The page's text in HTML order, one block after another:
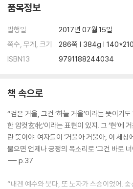
품목정보
발행일
2017년 07월 15일
쪽수, 무게, 크기
286쪽 | 384g |
ISBN13
9791188244034
책 속으로
“검은 거울, 그건 ‘하늘 거울’이라는 뜻이기도
한 암컷玄牝’이라는 표현이 있지. 그 ‘현’에 거
란 뜻이야. 여자들이 ‘거울아 거울아, 이 세상
물으면 언제나 긍정의 목소리로 ‘그건 바로
--- p.37
“내겐 예수와 붓다, 또 노자가 스승이었어.